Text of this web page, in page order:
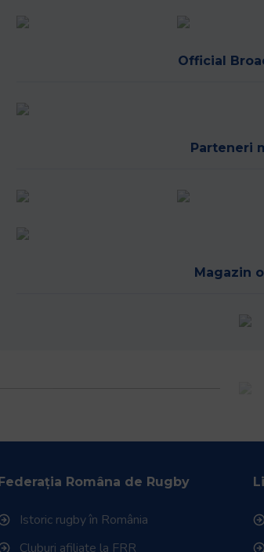
Official
Parteneri
Magazin
Federația Româna de Rugby
Istoric rugby în România
Cluburi afiliate la FRR